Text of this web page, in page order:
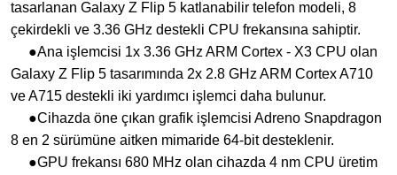
tasarlanan Galaxy Z Flip 5 katlanabilir telefon modeli, 8
çekirdekli ve 3.36 GHz destekli CPU frekansına sahiptir.
●Ana işlemcisi 1x 3.36 GHz ARM Cortex - X3 CPU olan
Galaxy Z Flip 5 tasarımında 2x 2.8 GHz ARM Cortex A710
ve A715 destekli iki yardımcı işlemci daha bulunur.
●Cihazda öne çıkan grafik işlemcisi Adreno Snapdragon
8 en 2 sürümüne aitken mimaride 64-bit desteklenir.
●GPU frekansı 680 MHz olan cihazda 4 nm CPU üretim